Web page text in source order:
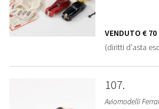
VENDUTO € 70
(diritti d'asta
107
Aviomodelli